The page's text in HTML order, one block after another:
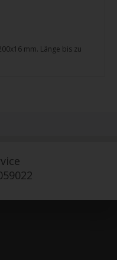
mm. Länge bis zu